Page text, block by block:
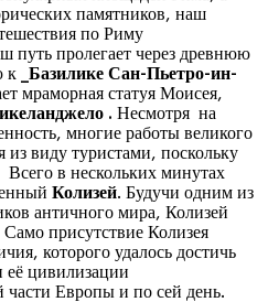
памятников, наш
по Риму
путь пролегает через древнюю
к
_Базилике Сан-Пьетро-ин-
мраморная статуя Моисея,
. Несмотря на
многие работы великого
из виду туристами, поскольку
Всего в нескольких минутах
Колизей. Будучи одним из
античного мира, Колизей
присутствие Колизея
которого удалось достичь
цивилизации
части Европы и по сей день.